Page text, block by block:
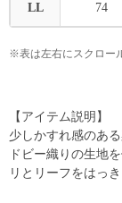
LL 74
※表は左右にスクロー
【アイテム説明】
少しかすれ感のあ
ドビー織りの生地
リとリーフをはっ